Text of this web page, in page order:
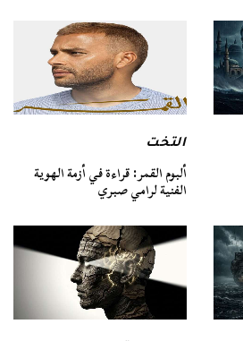
التخت
ألبوم القمر: قراءة في أزمة الهوية
الفنية لرامي صبري